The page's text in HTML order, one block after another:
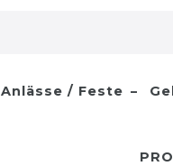
Anlässe / Feste